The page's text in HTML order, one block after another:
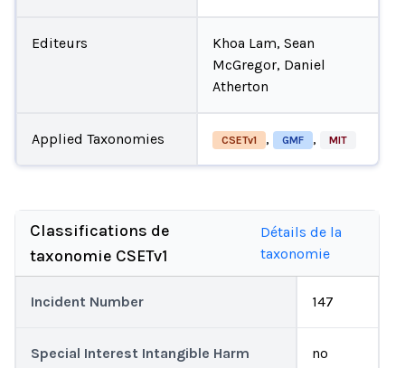
Editeurs
Khoa Lam, Sean
McGregor, Daniel
Atherton
Applied Taxonomies CSETv1 , GMF , MIT
Classifications de
taxonomie CSETv1
Détails de la
taxonomie
Incident Number 147
Special Interest Intangible Harm no